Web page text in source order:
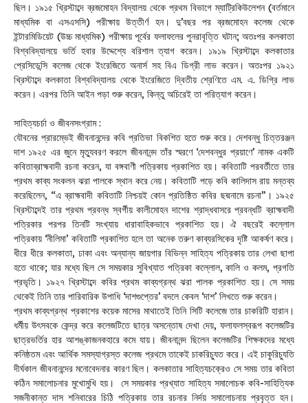
ছিল। ১৯১৫ খ্রিস্টাব্দে ব্রজমোহন বিদ্যালয় থেকে প্রথম বিভাগে ম্যাট্রিকিউলেশন (বর্তমানে
মাধ্যমিক বা এসএসসি) পরীক্ষায় উত্তীর্ণ হন। দু’বছর পর ব্রজমোহন কলেজ থেকে
ইন্টারমিডিয়েট (উচ্চ মাধ্যমিক) পরীক্ষায় পূর্বের ফলাফলের পুনরাবৃত্তি ঘটান; অতঃপর কলকাতা
বিশ্ববিদ্যালয়ে ভর্তি হবার উদ্দেশ্যে বরিশাল ত্যাগ করেন। ১৯১৯ খ্রিস্টাব্দে কলকাতার
প্রেসিডেন্সি কলেজ থেকে ইংরেজিতে অনার্স সহ বিএ ডিগ্রী লাভ করেন। অতঃপর ১৯২১
খ্রিস্টাব্দে কলকাতা বিশ্ববিদ্যালয় থেকে ইংরেজিতে দ্বিতীয় শ্রেণিতে এম. এ. ডিগ্রি লাভ
করেন। এরপর তিনি আইন পড়া শুরু করেন, কিন্তু অচিরেই তা পরিত্যাগ করেন।
সাহিত্যচর্চা ও জীবনসংগ্রাম :
যৌবনের প্রারম্ভেই জীবনানন্দের কবি প্রতিভা বিকশিত হতে শুরু করে। দেশবন্ধু চিত্তরঞ্জন
দাশ ১৯২৫ এর জুনে মৃত্যুবরণ করলে জীবনানন্দ তাঁর স্মরণে ‘দেশবন্ধুর প্রয়াণে’ নামক একটি
কবিতাব্রাহ্মবাদী রচনা করেন, যা বঙ্গবাণী পত্রিকায় প্রকাশিত হয়। কবিতাটি পরবর্তীতে তার
প্রথম কাব্য সংকলন ঝরা পালকে স্থান করে নেয়। কবিতাটি পড়ে কবি কালিদাস রায় মন্তব্য
করেছিলেন, “এ ব্রাহ্মবাদী কবিতাটি নিশ্চয়ই কোন প্রতিষ্ঠিত কবির ছদ্মনামে রচনা”। ১৯২৫
খ্রিস্টাব্দেই তার প্রথম প্রবন্ধ স্বর্গীয় কালীমোহন দাশের শ্রাদ্ধবাসরে প্রবন্ধটি ব্রাহ্মবাদী
পত্রিকার পরপর তিনটি সংখ্যায় ধারাবাহিকভাবে প্রকাশিত হয়। ঐ বছরেই কল্লোল
পত্রিকায় ‘নীলিমা’ কবিতাটি প্রকাশিত হলে তা অনেক তরুণ কাব্যরসিকের দৃষ্টি আকর্ষণ করে।
ধীরে ধীরে কলকাতা, ঢাকা এবং অন্যান্য জায়গার বিভিন্ন সাহিত্য পত্রিকায় তার লেখা ছাপা
হতে থাকে; যার মধ্যে ছিল সে সময়কার সুবিখ্যাত পত্রিকা কল্লোল, কালি ও কলম, প্রগতি
প্রভৃতি। ১৯২৭ খ্রিস্টাব্দে কবির প্রথম কাব্যগ্রন্থ ঝরা পালক প্রকাশিত হয়। সে সময়
থেকেই তিনি তার পারিবারিক উপাধি ‘দাশগুপ্তের’ বদলে কেবল ‘দাশ’ লিখতে শুরু করেন।
প্রথম কাব্যগ্রন্থ প্রকাশের কয়েক মাসের মাথাতেই তিনি সিটি কলেজে তার চাকরিটি হারান।
ধর্মীয় উৎসবকে কেন্দ্র করে কলেজটিতে ছাত্র অসন্তোষ দেখা দেয়, ফলাফলস্বরূপ কলেজটির
ছাত্রভর্তির হার আশঙ্কাজনকহারে কমে যায়। জীবনানন্দ ছিলেন কলেজটির শিক্ষকদের মধ্যে
কনিষ্ঠতম এবং আর্থিক সমস্যাগ্রস্ত কলেজ প্রথমে তাকেই চাকরিচ্যুত করে। এই চাকুরিচ্যুতি
দীর্ঘকাল জীবনানন্দের মনোবেদনার কারণ ছিল। কলকাতার সাহিত্যচক্রেও সে সময় তার কবিতা
কঠিন সমালোচনার মুখোমুখি হয়। সে সময়কার প্রখ্যাত সাহিত্য সমালোচক কবি-সাহিত্যিক
সজনীকান্ত দাস শনিবারের চিঠি পত্রিকায় তার রচনার নির্দয় সমালোচনায় প্রবৃত্ত হন।